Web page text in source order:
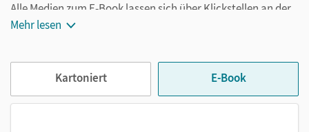
Alle Medien zum E-Book lassen sich über Klickstellen an der
Buchseite aufrufen:
Videos
Mehr lesen
Kartoniert E-Book